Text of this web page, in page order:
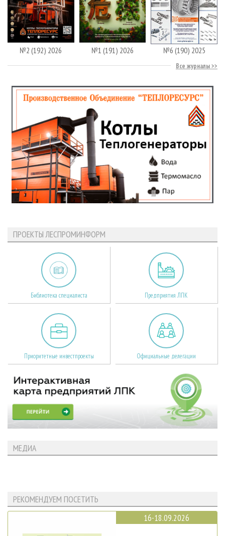
№2 (192) 2026 №1 (191) 2026 №6 (190) 2025
Все журналы
ПРОЕКТЫ ЛЕСПРОМИНФОРМ
Библиотека специалиста Предприятия ЛПК
Приоритетные инвестпроекты Официальные делегации
МЕДИА
РЕКОМЕНДУЕМ ПОСЕТИТЬ
16-18.09.2026